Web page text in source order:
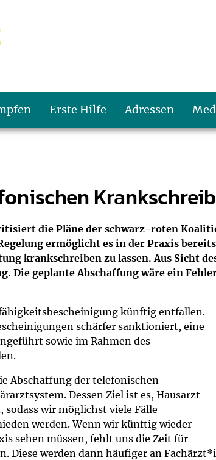
Erste Hilfe Adressen
die Pläne der schwarz-roten
ermöglicht es in der Praxis
krankschreiben zu lassen. Aus Sicht
Die geplante Abschaffung wäre ein
künftig entfallen.
schärfer sanktioniert, eine
sowie im Rahmen des
Abschaffung der telefonischen
Dessen Ziel ist es, Hausarzt-
wir möglichst viele Fälle
werden. Wenn wir künftig wieder
sehen müssen, fehlt uns die Zeit für
werden dann häufiger an